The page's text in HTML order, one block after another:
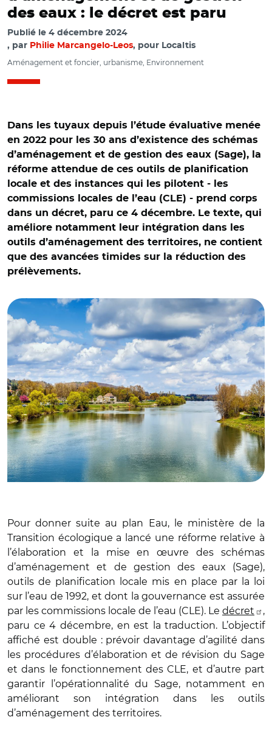
des eaux : le décret est paru
Publié le 4 décembre 2024
par Philie Marcangelo-Leos, pour Localtis
Aménagement et foncier, urbanisme, Environnement
Dans les tuyaux depuis l’étude évaluative menée
en 2022 pour les 30 ans d’existence des schémas
d’aménagement et de gestion des eaux (Sage), la
réforme attendue de ces outils de planification
locale et des instances qui les pilotent - les
commissions locales de l’eau (CLE) - prend corps
dans un décret, paru ce 4 décembre. Le texte, qui
améliore notamment leur intégration dans les
outils d’aménagement des territoires, ne contient
que des avancées timides sur la réduction des
prélèvements.
Pour donner suite au plan Eau, le ministère de la
Transition écologique a lancé une réforme relative à
l’élaboration et la mise en œuvre des schémas
d’aménagement et de gestion des eaux (Sage),
outils de planification locale mis en place par la loi
sur l’eau de 1992, et dont la gouvernance est assurée
par les commissions locale de l’eau (CLE). Le décret
,
paru ce 4 décembre, en est la traduction. L’objectif
affiché est double : prévoir davantage d’agilité dans
les procédures d’élaboration et de révision du Sage
et dans le fonctionnement des CLE, et d’autre part
garantir l’opérationnalité du Sage, notamment en
améliorant son intégration dans les outils
d’aménagement des territoires.